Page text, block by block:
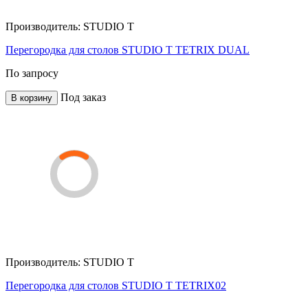
Производитель: STUDIO T
Перегородка для столов STUDIO T TETRIX DUAL
По запросу
В корзину Под заказ
Производитель: STUDIO T
Перегородка для столов STUDIO T TETRIX02